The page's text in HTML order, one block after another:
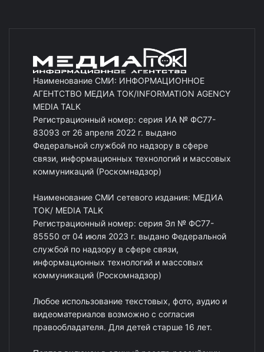
Наименование СМИ: ИНФОРМАЦИОННОЕ
АГЕНТСТВО МЕДИА ТОК/INFORMATION AGENCY
MEDIA TALK
Регистрационный номер: серия ИА № ФС77-
83093 от 26 апреля 2022 г. выдано
Федеральной службой по надзору в сфере
связи, информационных технологий и массовых
коммуникаций (Роскомнадзор)
Наименование СМИ сетевого издания: МЕДИА
ТОК/ MEDIA TALK
Регистрационный номер: серия Эл № ФС77-
85550 от 04 июля 2023 г. выдано Федеральной
службой по надзору в сфере связи,
информационных технологий и массовых
коммуникаций (Роскомнадзор)
Любое использование текстовых, фото, аудио и
видеоматериалов возможно с согласия
правообладателя. Для детей старше 16 лет.